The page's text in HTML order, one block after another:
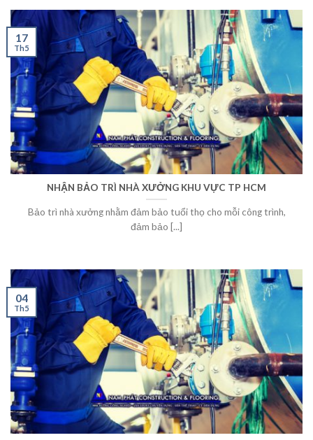
NHẬN BẢO TRÌ NHÀ XƯỞNG KHU VỰC TP HCM
Bảo trì nhà xưởng nhằm đảm bảo tuổi thọ cho mỗi công trình,
đảm bảo [...]
17
Th5
04
Th5